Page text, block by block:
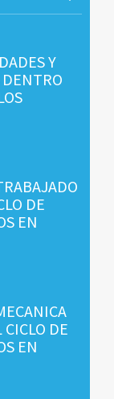
Y
DENTRO
DE
EN
DE
EN